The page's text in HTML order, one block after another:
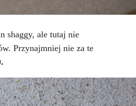
shaggy, ale tutaj nie
Przynajmniej nie za te